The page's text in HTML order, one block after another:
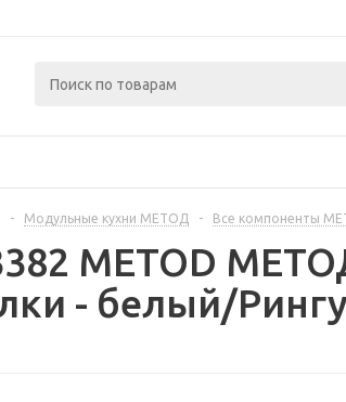
- Модульные кухни МЕТОД - Все компоненты
METOD
- белый/